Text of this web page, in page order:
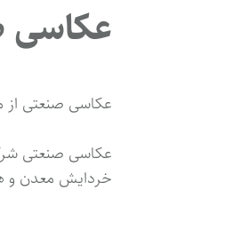
عکاسی
عکاسی صنعتی
عکاسی صنعتی
خردایش معدن و